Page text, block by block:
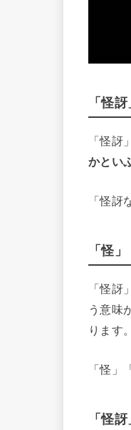
「怪
「怪訝
かとい
「怪
「怪
「怪
う意味
ります。
「怪
「怪